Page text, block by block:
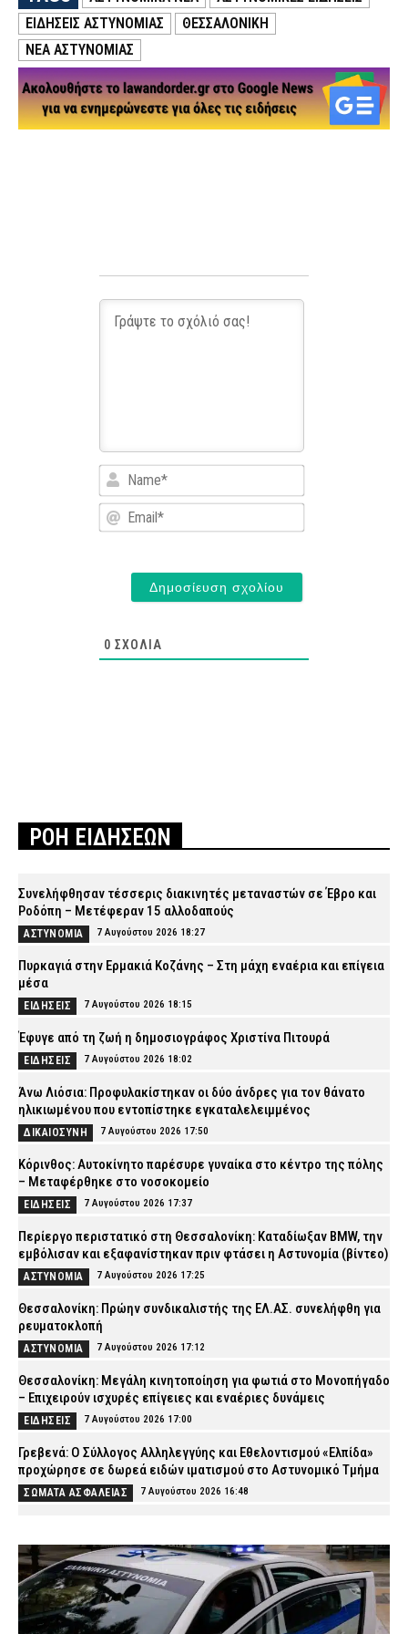
ΕΙΔΗΣΕΙΣ ΑΣΤΥΝΟΜΙΑΣ
ΘΕΣΣΑΛΟΝΙΚΗ
ΝΕΑ ΑΣΤΥΝΟΜΙΑΣ
Name*
Email*
0 ΣΧΌΛΙΑ
ΡΟΗ ΕΙΔΗΣΕΩΝ
Συνελήφθησαν τέσσερις διακινητές μεταναστών σε Έβρο και
Ροδόπη – Μετέφεραν 15 αλλοδαπούς
ΑΣΤΥΝΟΜΙΑ 7 Αυγούστου 2026 18:27
Πυρκαγιά στην Ερμακιά Κοζάνης – Στη μάχη εναέρια και επίγεια
μέσα
ΕΙΔΗΣΕΙΣ 7 Αυγούστου 2026 18:15
Έφυγε από τη ζωή η δημοσιογράφος Χριστίνα Πιτουρά
ΕΙΔΗΣΕΙΣ 7 Αυγούστου 2026 18:02
Άνω Λιόσια: Προφυλακίστηκαν οι δύο άνδρες για τον θάνατο
ηλικιωμένου που εντοπίστηκε εγκαταλελειμμένος
ΔΙΚΑΙΟΣΥΝΗ 7 Αυγούστου 2026 17:50
Κόρινθος: Αυτοκίνητο παρέσυρε γυναίκα στο κέντρο της πόλης
– Μεταφέρθηκε στο νοσοκομείο
ΕΙΔΗΣΕΙΣ 7 Αυγούστου 2026 17:37
Περίεργο περιστατικό στη Θεσσαλονίκη: Καταδίωξαν BMW, την
εμβόλισαν και εξαφανίστηκαν πριν φτάσει η Αστυνομία (βίντεο)
ΑΣΤΥΝΟΜΙΑ 7 Αυγούστου 2026 17:25
Θεσσαλονίκη: Πρώην συνδικαλιστής της ΕΛ.ΑΣ. συνελήφθη για
ρευματοκλοπή
ΑΣΤΥΝΟΜΙΑ 7 Αυγούστου 2026 17:12
Θεσσαλονίκη: Μεγάλη κινητοποίηση για φωτιά στο Μονοπήγαδο
– Επιχειρούν ισχυρές επίγειες και εναέριες δυνάμεις
ΕΙΔΗΣΕΙΣ 7 Αυγούστου 2026 17:00
Γρεβενά: Ο Σύλλογος Αλληλεγγύης και Εθελοντισμού «Ελπίδα»
προχώρησε σε δωρεά ειδών ιματισμού στο Αστυνομικό Τμήμα
ΣΩΜΑΤΑ ΑΣΦΑΛΕΙΑΣ 7 Αυγούστου 2026 16:48
«Παραμείνετε σε ετοιμότητα»
ΕΙΔΗΣΕΙΣ 7 Αυγούστου 2026 16:35
Πιερία: Συνελήφθησαν δύο άνδρες που διέρρηξαν ΙΧ και άρπαξαν
αντικείμενα αξίας άνω των 19.000 ευρώ